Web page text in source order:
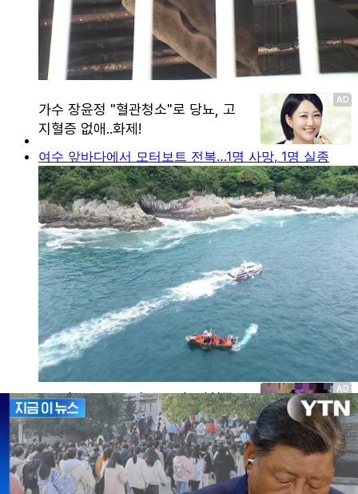
여수 앞바다에서 모터보트 전복…1명 사망, 1명 실종
더위 속 도심 피서…실내 놀이터·물놀이장 '북적'